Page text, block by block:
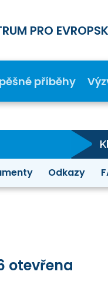
PRO
příběhy
Odkazy
otevřena